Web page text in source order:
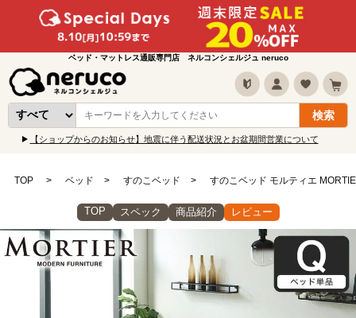
ベッド・マットレス通販専門店 ネルコンシェルジュ neruco
【ショップからのお知らせ】地震に伴う配送状況とお盆期間営業について
TOP ベッド すのこベッド すのこベッド モルティエ
TOP スペック 商品紹介 レビュー